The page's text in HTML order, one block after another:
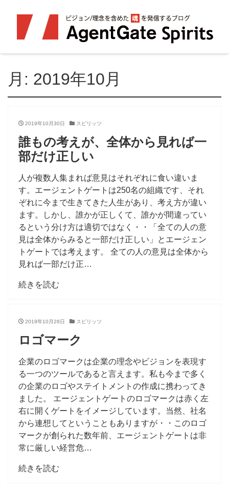
月: 2019年10月
2019年10月30日 スピリッツ
誰もの考えが、全体から見れば一
部だけ正しい
人が複数人集まれば意見はそれぞれに食い違いま
す。エージェントゲートは250名の組織です、それ
ぞれに今まで生きてきた人生があり、考え方が違い
ます。しかし、誰かが正しくて、誰かが間違ってい
るという分け方は適切ではなく・・「全ての人の意
見は全体からみると一部だけ正しい」とエージェン
トゲートでは考えます。 全ての人の意見は全体から
見れば一部だけ正…
続きを読む
2019年10月28日 スピリッツ
ロゴマーク
企業のロゴマークは企業の理念やビジョンを表現す
る一つのツールであると言えます。私も今まで多く
の企業のロゴやステイトメントの作成に携わってき
ました。 エージェントゲートのロゴマークは赤く左
右に開くゲートをイメージしています。当然、社名
から連想してということもありますが・・このロゴ
マークが創られた数年前、エージェントゲートは非
常に厳しい経営危…
続きを読む